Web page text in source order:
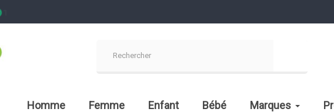
Homme Femme Enfant Bébé Marques